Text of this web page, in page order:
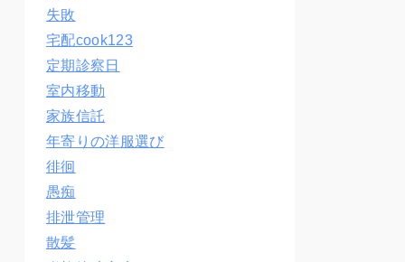
失敗
宅配cook123
定期診察日
室内移動
家族信託
年寄りの洋服選び
徘徊
愚痴
排泄管理
散髪